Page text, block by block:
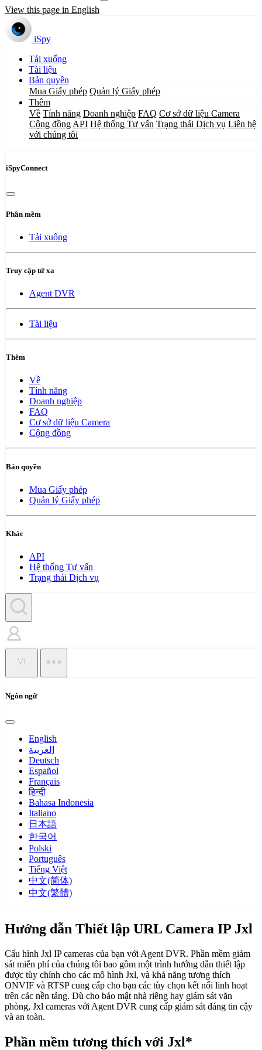
View this page in English
iSpy
Tải xuống
Tài liệu
Bản quyền
Mua Giấy phép Quản lý Giấy phép
Thêm
Về Tính năng Doanh nghiệp FAQ Cơ sở dữ liệu Camera
Cộng đồng API Hệ thống Tư vấn Trạng thái Dịch vụ Liên hệ
với chúng tôi
iSpyConnect
Phần mềm
Tải xuống
Truy cập từ xa
Agent DVR
Tài liệu
Thêm
Về
Tính năng
Doanh nghiệp
FAQ
Cơ sở dữ liệu Camera
Cộng đồng
Bản quyền
Mua Giấy phép
Quản lý Giấy phép
Khác
API
Hệ thống Tư vấn
Trạng thái Dịch vụ
VI
Ngôn ngữ
English
العربية
Deutsch
Español
Français
हिन्दी
Bahasa Indonesia
Italiano
日本語
한국어
Polski
Português
Tiếng Việt
中文(简体)
中文(繁體)
Hướng dẫn Thiết lập URL Camera IP Jxl
Cấu hình Jxl IP cameras của bạn với Agent DVR. Phần mềm giám
sát miễn phí của chúng tôi bao gồm một trình hướng dẫn thiết lập
được tùy chỉnh cho các mô hình Jxl, và khả năng tương thích
ONVIF và RTSP cung cấp cho bạn các tùy chọn kết nối linh hoạt
trên các nền tảng. Dù cho bảo mật nhà riêng hay giám sát văn
phòng, Jxl cameras với Agent DVR cung cấp giám sát đáng tin cậy
và an toàn.
Phần mềm tương thích với Jxl*